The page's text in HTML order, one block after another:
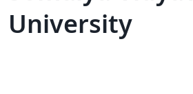
University